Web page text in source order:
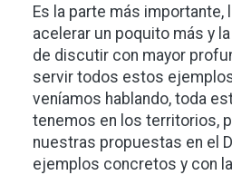
Es la parte más importante,
acelerar un poquito más y
de discutir con mayor
servir todos estos
veníamos hablando, toda
tenemos en los territorios,
nuestras propuestas en el
ejemplos concretos y con